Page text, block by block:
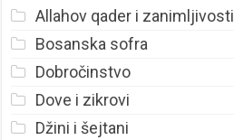
Allahov qader i zanimljivosti
Bosanska sofra
Dobročinstvo
Dove i zikrovi
Džini i šejtani